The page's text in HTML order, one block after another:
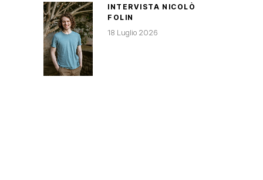
INTERVISTA NICOLÒ
FOLIN
18 Luglio 2026